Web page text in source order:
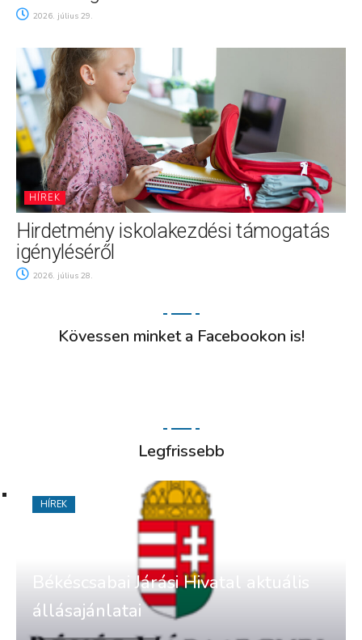
2026. július 29.
HÍREK
Hirdetmény iskolakezdési támogatás
igényléséről
2026. július 28.
Kövessen minket a Facebookon is!
Legfrissebb
Békéscsabai Járási Hivatal aktuális
állásajánlatai
HÍREK